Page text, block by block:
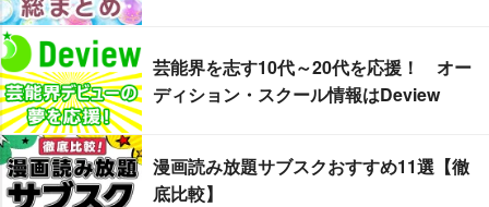
芸能界を志す10代～20代を応援！ オー
ディション・スクール情報はDeview
漫画読み放題サブスクおすすめ11選【徹
底比較】